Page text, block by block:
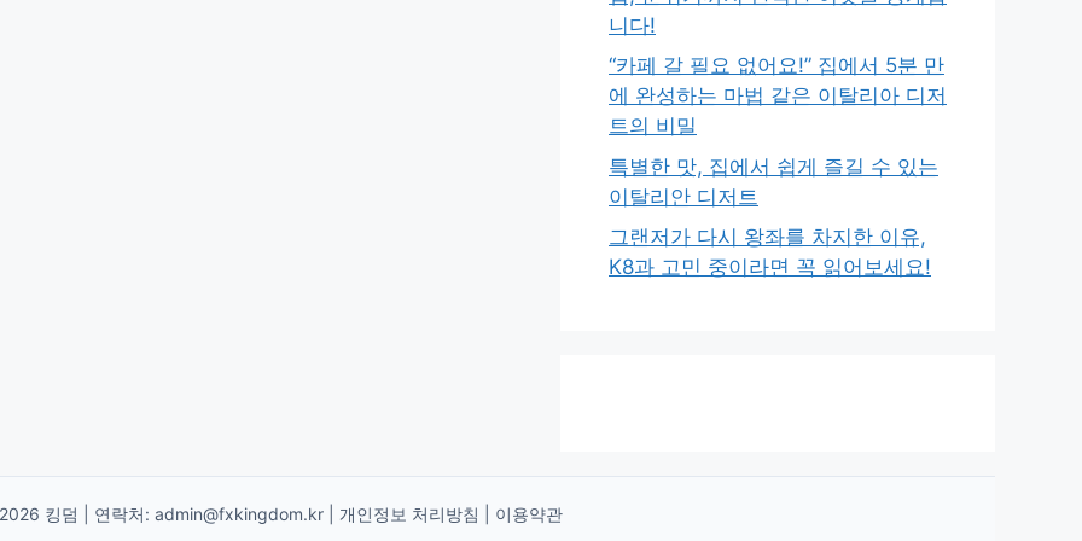
니다!
“카페 갈 필요 없어요!” 집에서 5분 만
에 완성하는 마법 같은 이탈리아 디저
트의 비밀
특별한 맛, 집에서 쉽게 즐길 수 있는
이탈리안 디저트
그랜저가 다시 왕좌를 차지한 이유,
K8과 고민 중이라면 꼭 읽어보세요!
킹덤 | 연락처: admin@fxkingdom.kr 개인정보 처리방침 이용약관